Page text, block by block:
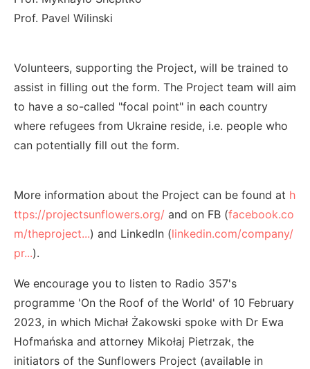
Prof. Pavel Wilinski
Volunteers, supporting the Project, will be trained to
assist in filling out the form. The Project team will aim
to have a so-called "focal point" in each country
where refugees from Ukraine reside, i.e. people who
can potentially fill out the form.
More information about the Project can be found at h
ttps://projectsunflowers.org/ and on FB (facebook.co
m/theproject...) and LinkedIn (linkedin.com/company/
pr...).
We encourage you to listen to Radio 357's
programme 'On the Roof of the World' of 10 February
2023, in which Michał Żakowski spoke with Dr Ewa
Hofmańska and attorney Mikołaj Pietrzak, the
initiators of the Sunflowers Project (available in